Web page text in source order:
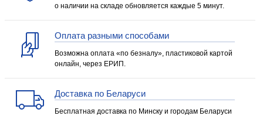
о наличии на складе обновляется каждые 5 минут.
Оплата разными способами
Возможна оплата «по безналу», пластиковой картой
онлайн, через ЕРИП.
Доставка по Беларуси
Бесплатная доставка по Минску и городам Беларуси